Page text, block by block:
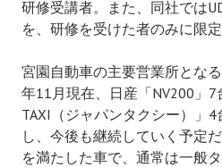
研修受講者。また、同社では
を、研修を受けた者のみに限定
宮園自動車の主要営業所とな
年11月現在、日産「NV200」7
TAXI（ジャパンタクシー）」4
し、今後も継続していく予定
を満たした車で、通常は一般